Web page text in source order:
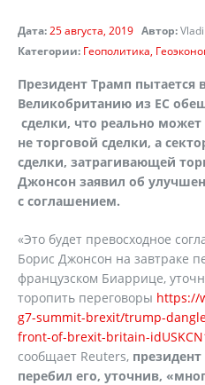
Дата:25 августа, 2019 Автор:
Категории: Геополитика
Президент Трамп пытается
Великобританию из ЕС
сделки, что реально
не торговой сделки, а
сделки, затрагивающей
Джонсон заявил об
с соглашением.
«Это будет превосходное
Борис Джонсон на завтраке
французском Биаррице,
торопить переговоры https://
g7-summit-brexit/trump-
front-of-brexit-britain-
сообщает Reuters,
перебил его, уточнив,